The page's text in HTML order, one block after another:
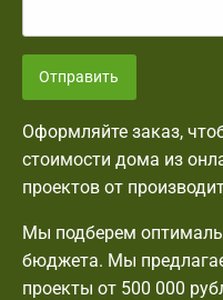
Отправить
Оформляйте заказ,
стоимости дома из
проектов от
Мы подберем
бюджета. Мы
проекты от 500 000